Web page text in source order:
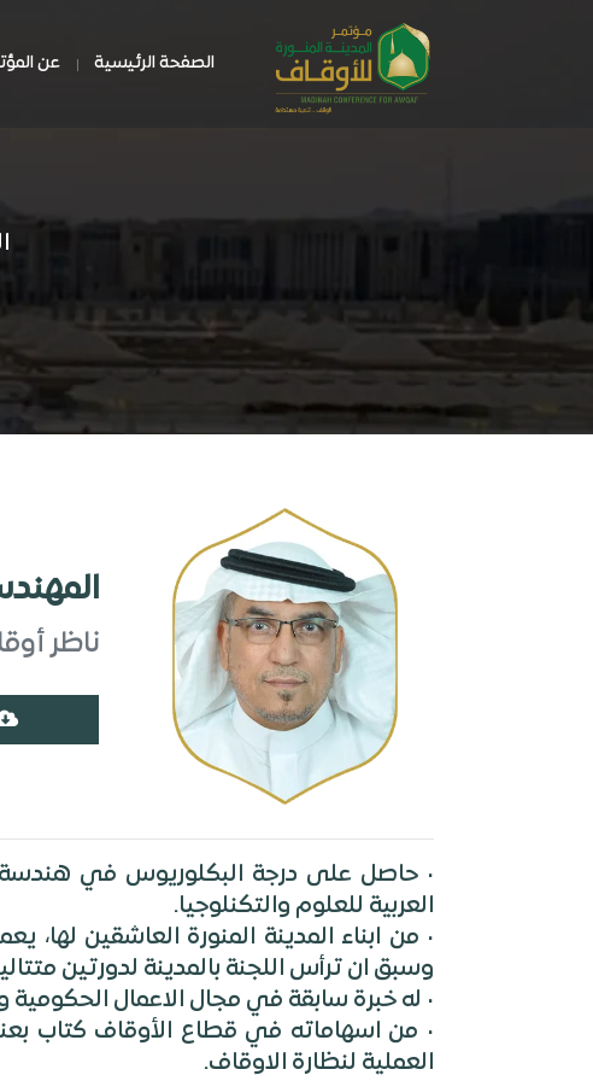
عن الصفحة الرئيسية
ناظر
• حاصل على درجة البكلوريوس في هندسة
• من اسهاماته في قطاع الأوقاف كتاب
العملية لنظارة الاوقاف.